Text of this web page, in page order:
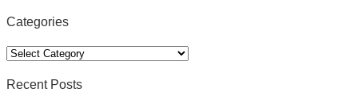
Categories
Categories
Recent Posts